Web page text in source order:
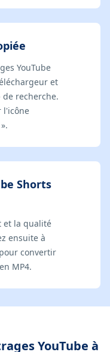
YouTube
et
de recherche.
l'icône
Shorts
et la qualité
ensuite à
convertir
MP4.
YouTube à